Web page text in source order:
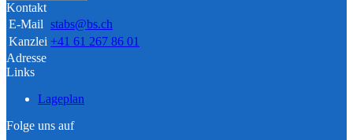
Kontakt
E-Mail stabs@bs.ch
Kanzlei +41 61 267 86 01
Adresse
Links
Lageplan
Folge uns auf